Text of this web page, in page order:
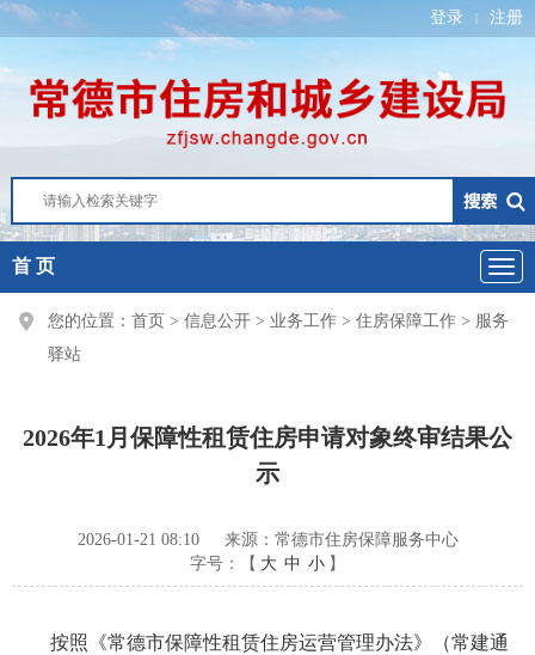
登录 | 注册
首 页
您的位置： 首页 > 信息公开 > 业务工作 > 住房保障工作 > 服务
驿站
2026年1月保障性租赁住房申请对象终审结果公
示
2026-01-21 08:10
来源：常德市住房保障服务中心
字号：【 大 中 小 】
按照《常德市保障性租赁住房运营管理办法》（常建通